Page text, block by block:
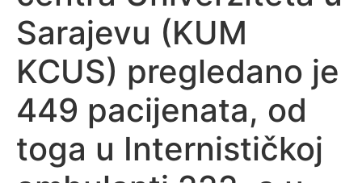
Sarajevu (KUM
KCUS) pregledano je
449 pacijenata, od
toga u Internističkoj